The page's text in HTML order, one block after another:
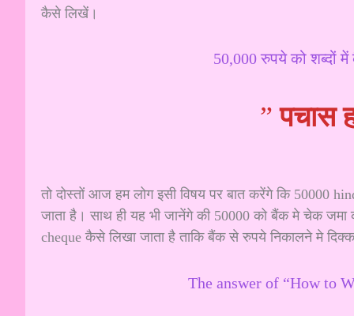
कैसे लिखें।
50,000 रुपये को शब्दों
”पचास
तो दोस्तों आज हम लोग इसी विषय पर बात करेंगे कि 50000
जाता है। साथ ही यह भी जानेंगे की 50000 को बैंक मे चेक
cheque कैसे लिखा जाता है ताकि बैंक से रुपये निकालने मे
The answer of “How to